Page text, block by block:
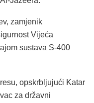
zamjenik
Vijeća
sustava S-400
opskrbljujući Katar
za državni